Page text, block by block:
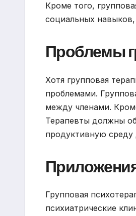
Кроме того,
социальных
Проблемы
Хотя групповая
проблемами.
между членами.
Терапевты должны
продуктивную среду
Групповая
психиатрические